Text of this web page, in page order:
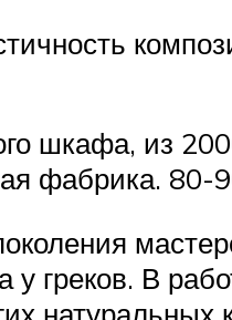
шкафа, из
фабрика. 80-
у греков. В